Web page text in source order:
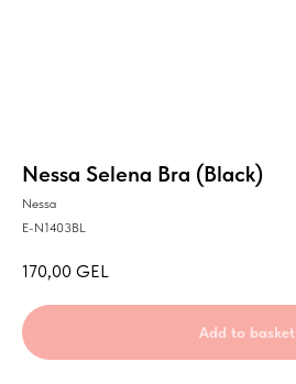
Nessa Selena Bra (Black)
Nessa
E-N1403BL
170,00 GEL
Add to basket